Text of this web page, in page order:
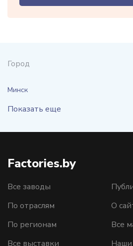
Город
Минск
Показать еще
Factories.by
Все заводы
По отраслям
По регионам
Все выставки
О
Все